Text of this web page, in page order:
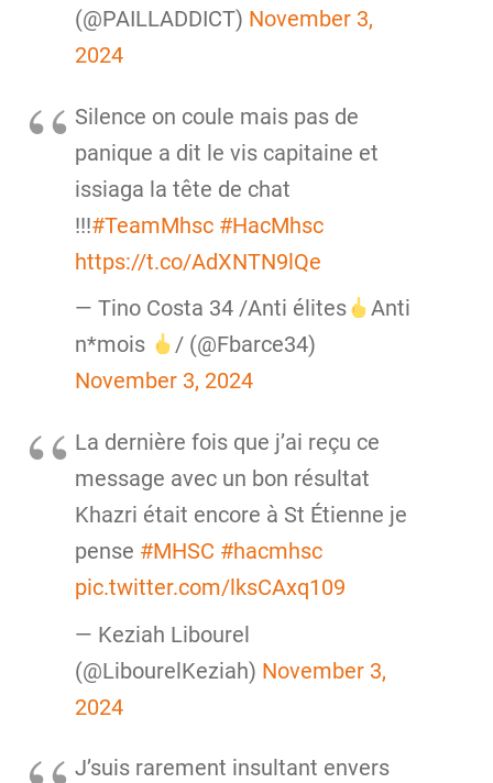
(@PAILLADDICT) November 3,
2024
Silence on coule mais pas de
panique a dit le vis capitaine et
issiaga la tête de chat
!!!#TeamMhsc #HacMhsc
https://t.co/AdXNTN9lQe
— Tino Costa 34 /Anti élites
Anti
n*mois
/ (@Fbarce34)
November 3, 2024
La dernière fois que j’ai reçu ce
message avec un bon résultat
Khazri était encore à St Étienne je
pense #MHSC #hacmhsc
pic.twitter.com/lksCAxq109
— Keziah Libourel
(@LibourelKeziah) November 3,
2024
J’suis rarement insultant envers